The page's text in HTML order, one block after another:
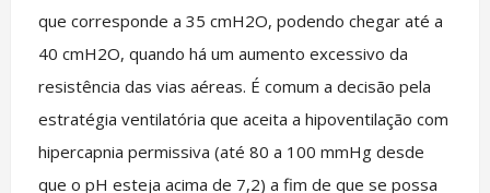
que corresponde a 35 cmH2O, podendo chegar até a
40 cmH2O, quando há um aumento excessivo da
resistência das vias aéreas. É comum a decisão pela
estratégia ventilatória que aceita a hipoventilação com
hipercapnia permissiva (até 80 a 100 mmHg desde
que o pH esteja acima de 7,2) a fim de que se possa